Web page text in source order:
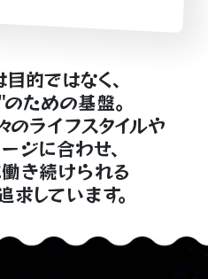
目的ではなく､
のための基盤｡
のライフスタイルや
ジに合わせ､
働き続けられる
求しています｡